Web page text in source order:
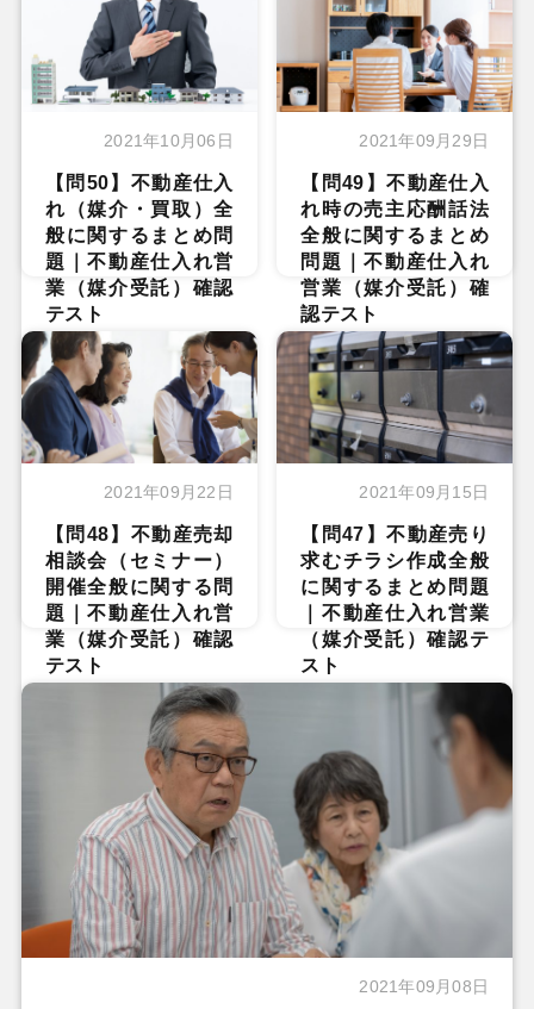
2021年10月06日
【問50】不動産仕入
れ（媒介・買取）全
般に関するまとめ問
題｜不動産仕入れ営
業（媒介受託）確認
テスト
2021年09月29日
【問49】不動産仕入
れ時の売主応酬話法
全般に関するまとめ
問題｜不動産仕入れ
営業（媒介受託）確
認テスト
2021年09月22日
【問48】不動産売却
相談会（セミナー）
開催全般に関する問
題｜不動産仕入れ営
業（媒介受託）確認
テスト
2021年09月15日
【問47】不動産売り
求むチラシ作成全般
に関するまとめ問題
｜不動産仕入れ営業
（媒介受託）確認テ
スト
2021年09月08日